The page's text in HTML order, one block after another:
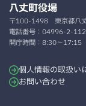
八丈町役場
〒100-1498 東京都八
電話番号： 04996-2-
開庁時間： 8:30～17:15
個人情報の取扱い
お問い合わせ